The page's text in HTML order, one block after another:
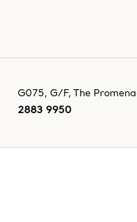
G075, G/F, The
2883 9950